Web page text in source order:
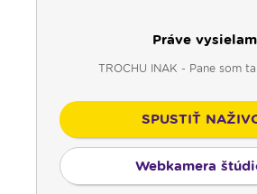
Práve
TROCHU INAK - Pane som
SPUSTIŤ
Webkamera